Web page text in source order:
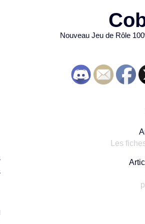
Nouveau Jeu de Rôle
Les